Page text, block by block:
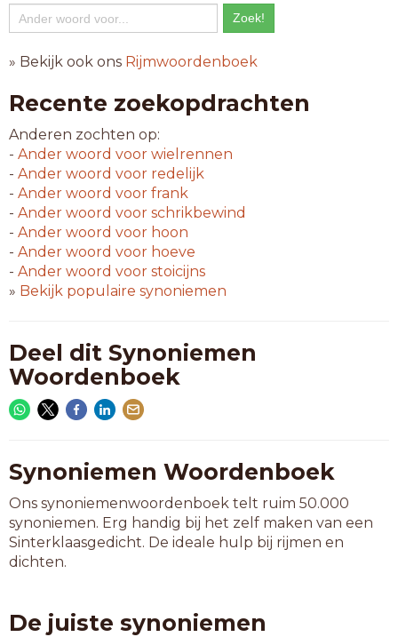
» Bekijk ook ons Rijmwoordenboek
Recente zoekopdrachten
Anderen zochten op:
- Ander woord voor wielrennen
- Ander woord voor redelijk
- Ander woord voor frank
- Ander woord voor schrikbewind
- Ander woord voor hoon
- Ander woord voor hoeve
- Ander woord voor stoicijns
» Bekijk populaire synoniemen
Deel dit Synoniemen
Woordenboek
Synoniemen Woordenboek
Ons synoniemenwoordenboek telt ruim 50.000
synoniemen. Erg handig bij het zelf maken van een
Sinterklaasgedicht. De ideale hulp bij rijmen en
dichten.
De juiste synoniemen